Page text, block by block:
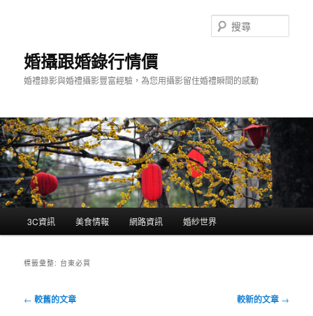
婚攝跟婚錄行情價
婚禮錄影與婚禮攝影豐富經驗，為您用攝影留住婚禮瞬間的感動
尋
3C資訊 美食情報 網路資訊 婚紗世界
標籤彙整: 台東必買
文
← 較舊的文章 較新的文章 →